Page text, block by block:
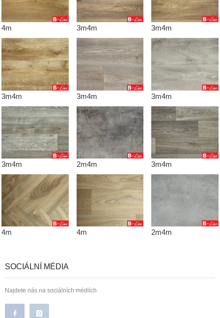
4m 3m4m 3m4m
3m4m 3m4m 3m4m
3m4m 2m4m 3m4m
4m 4m 2m4m
SOCIÁLNÍ MÉDIA
Najdete nás na sociálních médiích